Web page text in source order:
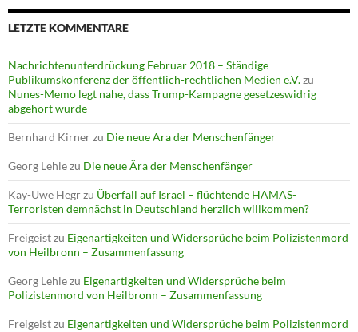
LETZTE KOMMENTARE
Nachrichtenunterdrückung Februar 2018 – Ständige
Publikumskonferenz der öffentlich-rechtlichen Medien e.V.zu
Nunes-Memo legt nahe, dass Trump-Kampagne gesetzeswidrig
abgehört wurde
Bernhard Kirnerzu Die neue Ära der Menschenfänger
Georg Lehlezu Die neue Ära der Menschenfänger
Kay-Uwe Hegrzu Überfall auf Israel – flüchtende HAMAS-
Terroristen demnächst in Deutschland herzlich willkommen?
Freigeistzu Eigenartigkeiten und Widersprüche beim Polizistenmord
von Heilbronn – Zusammenfassung
Georg Lehlezu Eigenartigkeiten und Widersprüche beim
Polizistenmord von Heilbronn – Zusammenfassung
Freigeistzu Eigenartigkeiten und Widersprüche beim Polizistenmord